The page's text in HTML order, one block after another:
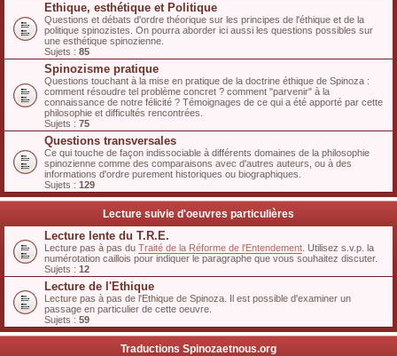
Ethique, esthétique et Politique
Questions et débats d'ordre théorique sur les principes de l'éthique et de la
politique spinozistes. On pourra aborder ici aussi les questions possibles sur
une esthétique spinozienne.
Sujets : 85
Spinozisme pratique
Questions touchant à la mise en pratique de la doctrine éthique de Spinoza :
comment résoudre tel problème concret ? comment "parvenir" à la
connaissance de notre félicité ? Témoignages de ce qui a été apporté par cette
philosophie et difficultés rencontrées.
Sujets : 75
Questions transversales
Ce qui touche de façon indissociable à différents domaines de la philosophie
spinozienne comme des comparaisons avec d'autres auteurs, ou à des
informations d'ordre purement historiques ou biographiques.
Sujets : 129
Lecture suivie d'oeuvres particulières
Lecture lente du T.R.E.
Lecture pas à pas du Traité de la Réforme de l'Entendement . Utilisez s.v.p. la
numérotation caillois pour indiquer le paragraphe que vous souhaitez discuter.
Sujets : 12
Lecture de l'Ethique
Lecture pas à pas de l'Ethique de Spinoza. Il est possible d'examiner un
passage en particulier de cette oeuvre.
Sujets : 59
Traductions Spinozaetnous.org